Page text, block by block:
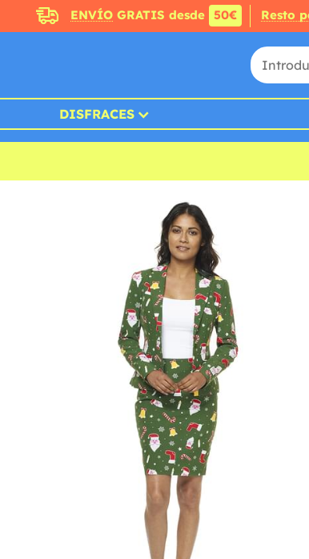
ENVÍOGRATIS desde 50€ Resto
DISFRACES